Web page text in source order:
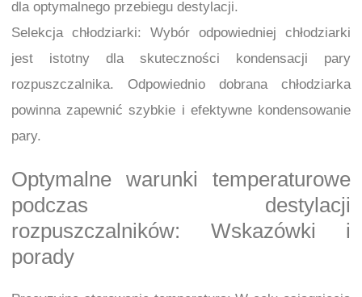
dla optymalnego przebiegu destylacji.
Selekcja chłodziarki: Wybór odpowiedniej chłodziarki
jest istotny dla skuteczności kondensacji pary
rozpuszczalnika. Odpowiednio dobrana chłodziarka
powinna zapewnić szybkie i efektywne kondensowanie
pary.
Optymalne warunki temperaturowe
podczas destylacji
rozpuszczalników: Wskazówki i
porady